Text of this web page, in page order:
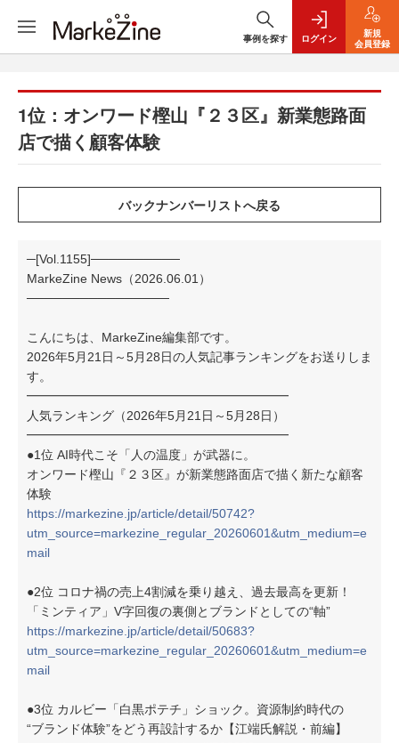
事例を探す ログイン
新規
会員登録
1位：オンワード樫山『２３区』新業態路面
店で描く顧客体験
─[Vol.1155]──────────
MarkeZine News（2026.06.01）
────────────────
こんにちは、MarkeZine編集部です。
2026年5月21日～5月28日の人気記事ランキングをお送りしま
す。
━━━━━━━━━━━━━━━━━━━━━
人気ランキング（2026年5月21日～5月28日）
━━━━━━━━━━━━━━━━━━━━━
●1位 AI時代こそ「人の温度」が武器に。
オンワード樫山『２３区』が新業態路面店で描く新たな顧客
体験
https://markezine.jp/article/detail/50742?
utm_source=markezine_regular_20260601&utm_medium=e
mail
●2位 コロナ禍の売上4割減を乗り越え、過去最高を更新！
「ミンティア」V字回復の裏側とブランドとしての“軸”
https://markezine.jp/article/detail/50683?
utm_source=markezine_regular_20260601&utm_medium=e
mail
●3位 カルビー「白黒ポテチ」ショック。資源制約時代の
“ブランド体験”をどう再設計するか【江端氏解説・前編】